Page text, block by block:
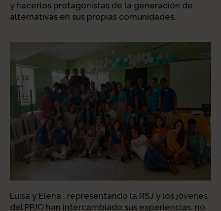
y hacerlos protagonistas de la generación de
alternativas en sus propias comunidades.
Luisa y Elena , representando la RSJ y los jóvenes
del PPJO han intercambiado sus experiencias, no